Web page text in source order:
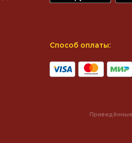
Способ оплаты: